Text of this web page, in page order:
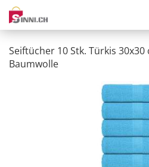
Seiftücher 10 Stk. Türkis 30x30
Baumwolle